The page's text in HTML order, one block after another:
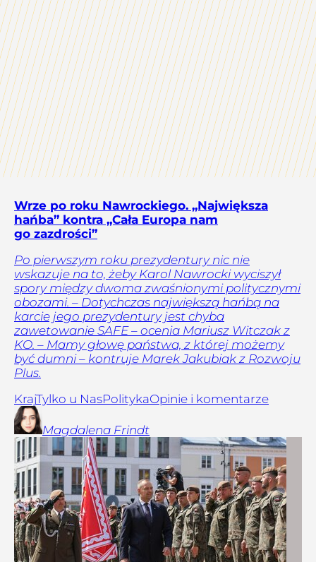
Wrze po roku Nawrockiego. „Największa
hańba” kontra „Cała Europa nam
go zazdrości”
Po pierwszym roku prezydentury nic nie
wskazuje na to, żeby Karol Nawrocki wyciszył
spory między dwoma zwaśnionymi politycznymi
obozami. – Dotychczas największą hańbą na
karcie jego prezydentury jest chyba
zawetowanie SAFE – ocenia Mariusz Witczak z
KO. – Mamy głowę państwa, z której możemy
być dumni – kontruje Marek Jakubiak z Rozwoju
Plus.
KrajTylko u NasPolitykaOpinie i komentarze
Magdalena Frindt